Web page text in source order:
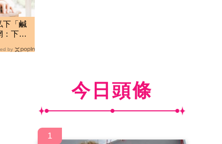
下「鹹
下一
by
今日頭條
1